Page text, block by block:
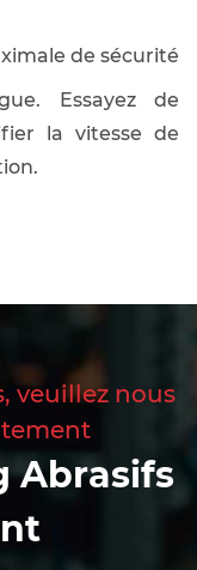
de sécurité
Essayez de
la vitesse de
veuillez nous
Abrasifs